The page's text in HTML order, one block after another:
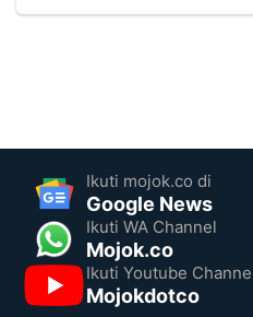
Ikuti mojok.co di
Google News
Ikuti WA Channel
Mojok.co
Ikuti Youtube
Mojokdotco